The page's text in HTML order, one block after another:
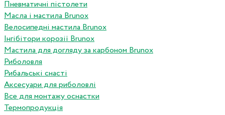
Пневматичні пістолети
Масла і мастила Brunox
Велосипедні мастила Brunox
Інгібітори корозії Brunox
Мастила для догляду за карбоном Brunox
Риболовля
Рибальські снасті
Аксесуари для риболовлі
Все для монтажу оснастки
Термопродукція